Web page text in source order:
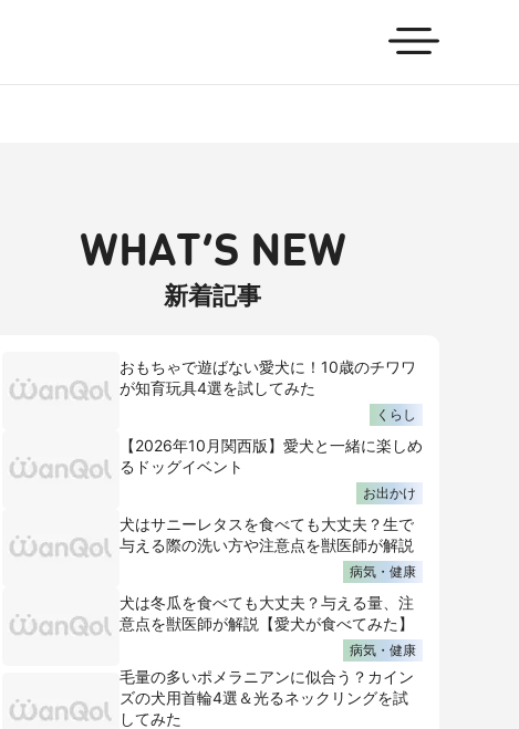
WHAT’S NEW
新着記事
おもちゃで遊ばない愛犬に！10歳のチワワ
が知育玩具4選を試してみた
くらし
【2026年10月関西版】愛犬と一緒に楽しめ
るドッグイベント
お出かけ
犬はサニーレタスを食べても大丈夫？生で
与える際の洗い方や注意点を獣医師が解説
病気・健康
犬は冬瓜を食べても大丈夫？与える量、注
意点を獣医師が解説【愛犬が食べてみた】
病気・健康
毛量の多いポメラニアンに似合う？カイン
ズの犬用首輪4選＆光るネックリングを試
してみた